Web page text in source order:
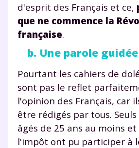
d'esprit des Français et ce,
que ne commence la
française.
b. Une parole guidée
Pourtant les cahiers de
sont pas le reflet
l'opinion des Français, car
être rédigés par tous.
âgés de 25 ans au moins
l'impôt ont pu participer à